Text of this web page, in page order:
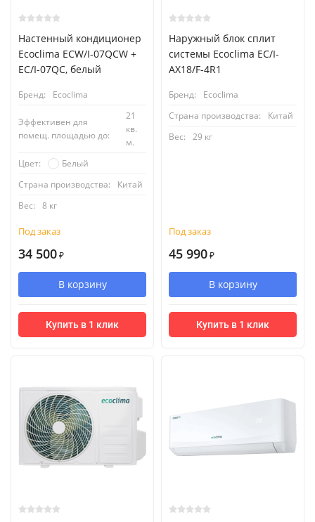
Настенный кондиционер
Ecoclima ECW/I-07QCW +
EC/I-07QC, белый
Бренд: Ecoclima
Эффективен для
помещ. площадью до:
21
кв.
м.
Цвет:
Белый
Страна производства:
Китай
Вес:
8 кг
Под заказ
34 500 ₽
В корзину
Купить в 1 клик
Наружный блок сплит
системы Ecoclima EC/I-
AX18/F-4R1
Бренд:
Ecoclima
Страна производства:
Китай
Вес:
29 кг
Под заказ
45 990 ₽
В корзину
Купить в 1 клик